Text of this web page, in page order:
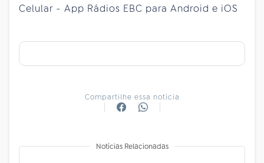
Celular - App Rádios EBC para Android e iOS
Compartilhe essa notícia
Notícias Relacionadas